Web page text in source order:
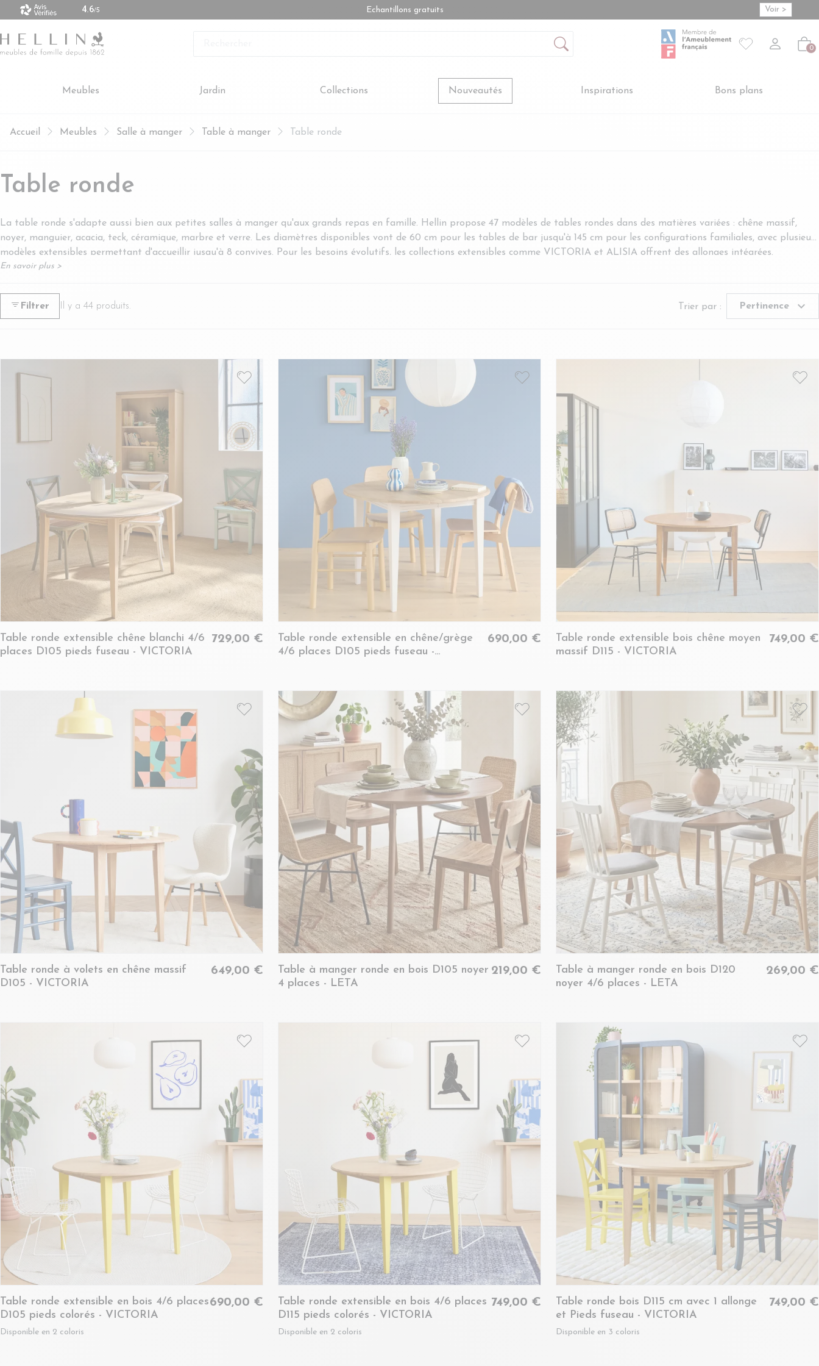
70% des meubles vendus sont made in Europe
Voir >
Votre liste de
Créer
Mon compte
S'inscrire
Connexion 0
Meubles Jardin Collections Nouveautés Inspirations Bons plans
Accueil Meubles Salle à manger Table à manger Table ronde
Table ronde
La table ronde s'adapte aussi bien aux petites salles à manger qu'aux grands repas en famille. Hellin propose 47 modèles de tables rondes dans des matières variées : chêne massif,
noyer, manguier, acacia, teck, céramique, marbre et verre. Les diamètres disponibles vont de 60 cm pour les tables de bar jusqu'à 145 cm pour les configurations familiales, avec plusieurs
modèles extensibles permettant d'accueillir jusqu'à 8 convives. Pour les besoins évolutifs, les collections extensibles comme VICTORIA et ALISIA offrent des allonges intégrées.
En savoir plus >
Filtrer Il y a 44 produits. Trier par : Pertinence expand_more
Table ronde extensible chêne blanchi 4/6
places D105 pieds fuseau - VICTORIA
729,00 €
Table ronde extensible en chêne/grège
4/6 places D105 pieds fuseau -
690,00 €
Table ronde extensible bois chêne moyen
massif D115 - VICTORIA
749,00 €
Table ronde à volets en chêne massif
D105 - VICTORIA
649,00 €
Table à manger ronde en bois D105 noyer
4 places - LETA
219,00 €
Table à manger ronde en bois D120
noyer 4/6 places - LETA
269,00 €
Table ronde extensible en bois 4/6 places
D105 pieds colorés - VICTORIA
Disponible en 2 coloris
690,00 €
Table ronde extensible en bois 4/6 places
D115 pieds colorés - VICTORIA
Disponible en 2 coloris
749,00 €
Table ronde bois D115 cm avec 1 allonge
et Pieds fuseau - VICTORIA
Disponible en 3 coloris
749,00 €